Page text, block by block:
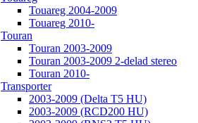
Touareg 2004-2009
Touareg 2010-
Touran
Touran 2003-2009
Touran 2003-2009 2-delad stereo
Touran 2010-
Transporter
2003-2009 (Delta T5 HU)
2003-2009 (RCD200 HU)